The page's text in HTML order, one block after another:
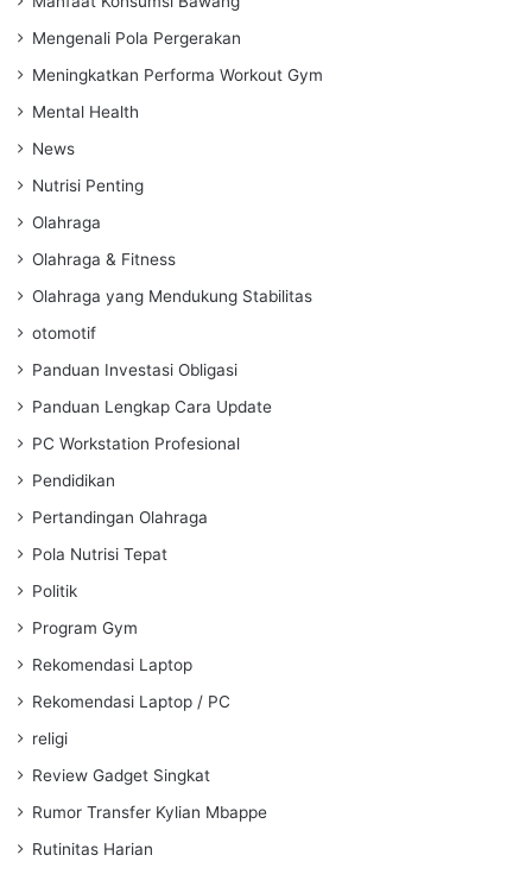
Mengenali Pola Pergerakan
Meningkatkan Performa Workout Gym
Mental Health
News
Nutrisi Penting
Olahraga
Olahraga & Fitness
Olahraga yang Mendukung Stabilitas
otomotif
Panduan Investasi Obligasi
Panduan Lengkap Cara Update
PC Workstation Profesional
Pendidikan
Pertandingan Olahraga
Pola Nutrisi Tepat
Politik
Program Gym
Rekomendasi Laptop
Rekomendasi Laptop / PC
religi
Review Gadget Singkat
Rumor Transfer Kylian Mbappe
Rutinitas Harian